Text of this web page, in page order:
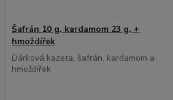
Šafrán 10 g, kardamom 23 g, +
hmoždířek
Dárková kazeta, šafrán, kardamom a
hmoždířek